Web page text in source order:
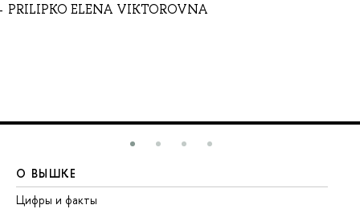
PRILIPKO ELENA VIKTOROVNA
О ВЫШКЕ
Цифры и факты